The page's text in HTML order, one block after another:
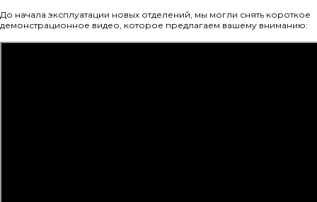
До начала эксплуатации новых отделений, мы могли снять короткое
демонстрационное видео, которое предлагаем вашему вниманию: